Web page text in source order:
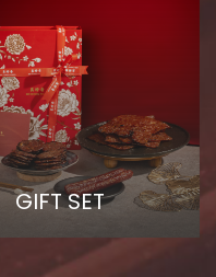
GIFT SET